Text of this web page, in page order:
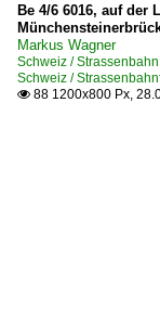
Be 4/6 6016, auf der
Markus Wagner
Schweiz /
Schweiz /
 88 1200x800 Px,